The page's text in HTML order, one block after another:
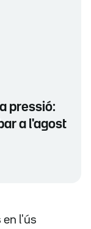
pressió:
a l'agost
en l'ús